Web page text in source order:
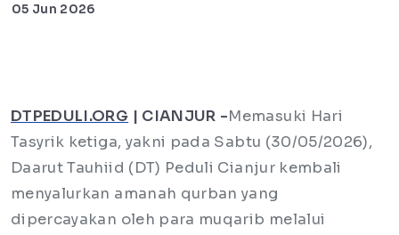
05 Jun 2026
DTPEDULI.ORG | CIANJUR -Memasuki Hari
Tasyrik ketiga, yakni pada Sabtu (30/05/2026),
Daarut Tauhiid (DT) Peduli Cianjur kembali
menyalurkan amanah qurban yang
dipercayakan oleh para muqarib melalui